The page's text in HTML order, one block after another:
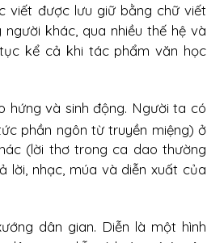
viết được lưu giữ bằng chữ viết
khác, qua nhiều thế hệ và
kể cả khi tác phẩm văn học
hứng và sinh động. Người ta có
phần ngôn từ truyền miệng) ở
(lời thơ trong ca dao thường
lời, nhạc, múa và diễn xuất của
dân gian. Diễn là một hình